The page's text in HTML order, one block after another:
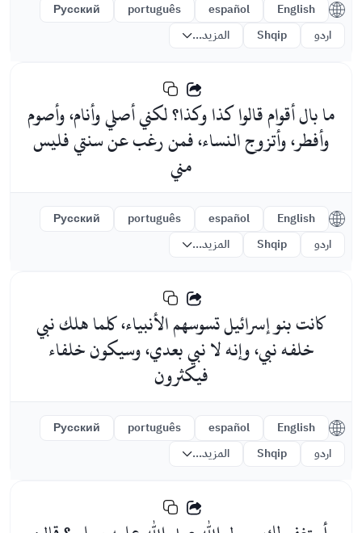
English
español
português
Русский
اردو
Shqip المزيد...
ما بال أقوام قالوا كذا وكذا؟ لكني أصلي وأنام، وأصوم
وأفطر، وأتزوج النساء، فمن رغب عن سنتي فليس
مني
English
español
português
Русский
اردو
Shqip المزيد...
كانت بنو إسرائيل تسوسهم الأنبياء، كلما هلك نبي
خلفه نبي، وإنه لا نبي بعدي، وسيكون خلفاء
فيكثرون
English
español
português
Русский
اردو
Shqip المزيد...